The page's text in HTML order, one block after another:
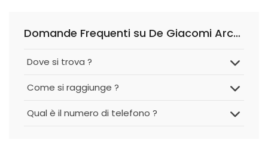
Domande Frequenti su De Giacomi Arch. Francesco
Dove si trova ?
Come si raggiunge ?
Qual è il numero di telefono ?